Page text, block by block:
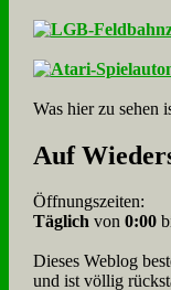
Was hier zu sehen
Auf
Öffnungszeiten:
Täglichvon 0:00
Dieses Weblog
und ist völlig